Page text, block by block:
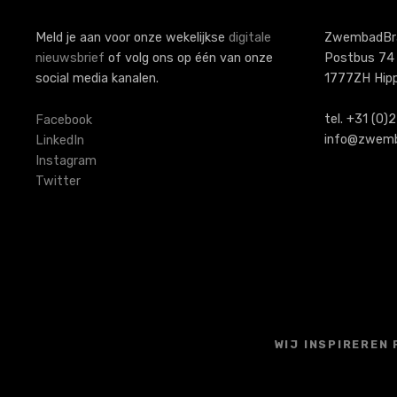
Meld je aan voor onze wekelijkse digitale
nieuwsbrief of volg ons op één van onze
social media kanalen.
Facebook
LinkedIn
Instagram
Twitter
Postbus 74
1777ZH
tel. +31
WIJ INSPIREREN